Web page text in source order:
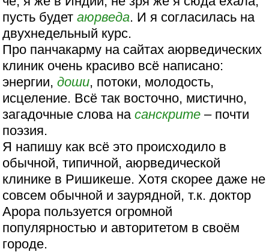
пусть будетаюрведа. И я согласилась на
двухнедельный курс.
Про панчакарму на сайтах аюрведических
клиник очень красиво всё написано:
энергии,доши, потоки, молодость,
исцеление. Всё так восточно, мистично,
загадочные слова насанскрите – почти
поэзия.
Я напишу как всё это происходило в
обычной, типичной, аюрведической
клинике в Ришикеше. Хотя скорее даже не
совсем обычной и заурядной, т.к. доктор
Арора пользуется огромной
популярностью и авторитетом в своём
городе.